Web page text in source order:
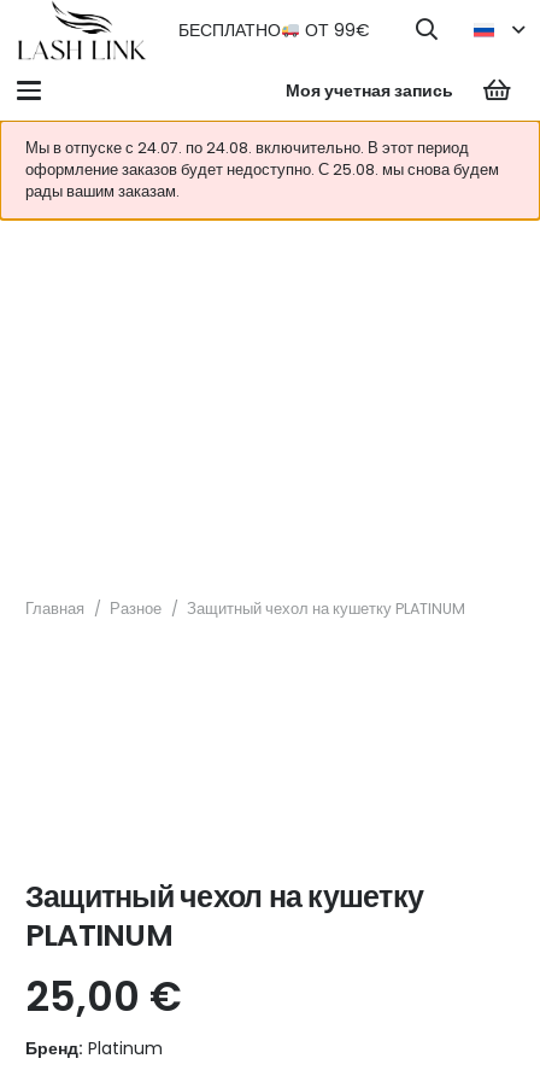
БЕСПЛАТНО ОТ 99€
Моя учетная запись
Мы в отпуске с 24.07. по 24.08. включительно. В этот период
оформление заказов будет недоступно. С 25.08. мы снова будем
рады вашим заказам.
Главная / Разное / Защитный чехол на кушетку PLATINUM
Защитный чехол на кушетку
PLATINUM
25,00 €
Бренд: Platinum